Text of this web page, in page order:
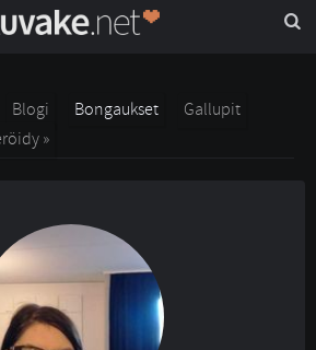
Blogi Bongaukset
Gallupit
»